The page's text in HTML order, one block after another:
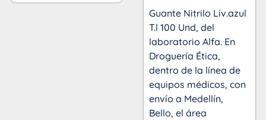
Guante Nitrilo Liv.azul
T.l 100 Und, del
laboratorio Alfa. En
Droguería Ética,
dentro de la línea de
equipos médicos, con
envío a Medellín,
Bello, el área